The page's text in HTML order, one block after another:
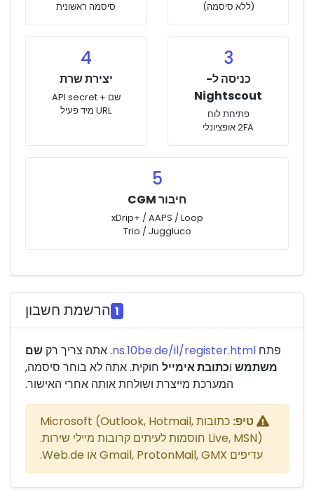
(ללא סיסמה)
סיסמה ראשונית
3
כניסה ל-
Nightscout
פתיחת לוח
2FA אופציונלי
4
יצירת שרת
שם + API secret
URL מיד פעיל
5
חיבור CGM
xDrip+ / AAPS / Loop
Trio / Juggluco
1 הרשמת חשבון
פתח ns.10be.de/il/register.html. אתה צריך רק שם
משתמש וכתובת אימייל חוקית. אתה לא בוחר סיסמה,
המערכת מייצרת ושולחת אותה אחרי האישור.
טיפ:
כתובות Microsoft (Outlook, Hotmail,
Live, MSN) חוסמות לעיתים קרובות מיילי שירות.
עדיפים Gmail, ProtonMail, GMX או Web.de.